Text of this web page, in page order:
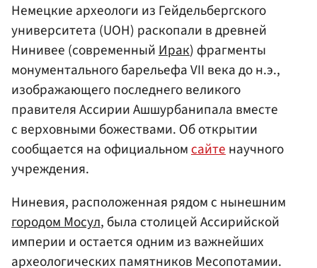
Немецкие археологи из Гейдельбергского
университета (UOH) раскопали в древней
Нинивее (современныйИрак) фрагменты
монументального барельефа VII века до н.э.,
изображающего последнего великого
правителя Ассирии Ашшурбанипала вместе
с верховными божествами. Об открытии
сообщается на официальномсайтенаучного
учреждения.
Ниневия, расположенная рядом с нынешним
городом Мосул, была столицей Ассирийской
империи и остается одним из важнейших
археологических памятников Месопотамии.